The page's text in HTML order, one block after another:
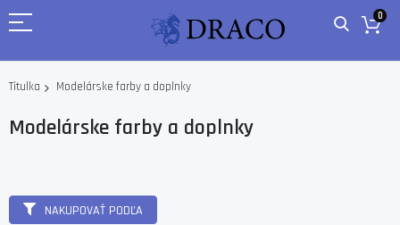
0
Titulka Modelárske farby a doplnky
Modelárske farby a doplnky
NAKUPOVAŤ PODĽA